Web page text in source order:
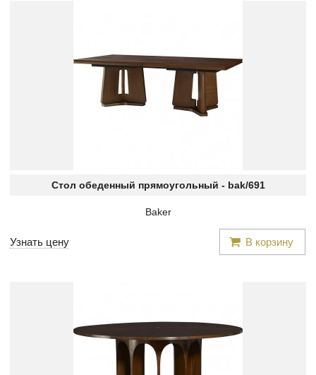
Стол обеденный прямоугольный - bak/691
Baker
Узнать цену В корзину